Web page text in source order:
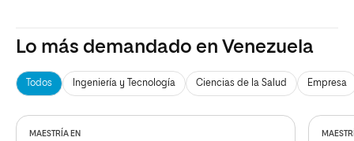
Gracias a estos convenios, los miembros de dichas
60% de descuento en los programas de UNIR, facilitando
fomentando el crecimiento profesional de los colegiados y
sus familias.
Lo más demandado en Venezuela
Todos Ingeniería y Tecnología Ciencias de la Salud Empresa
MAESTRÍA EN